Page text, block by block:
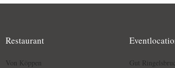
Restaurant
Von Köppen
Gut